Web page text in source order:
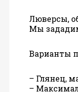
Люверсы,
Мы
Варианты
– Глянец,
–